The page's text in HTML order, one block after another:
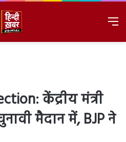
केंद्रीय मंत्री
मैदान में, BJP ने